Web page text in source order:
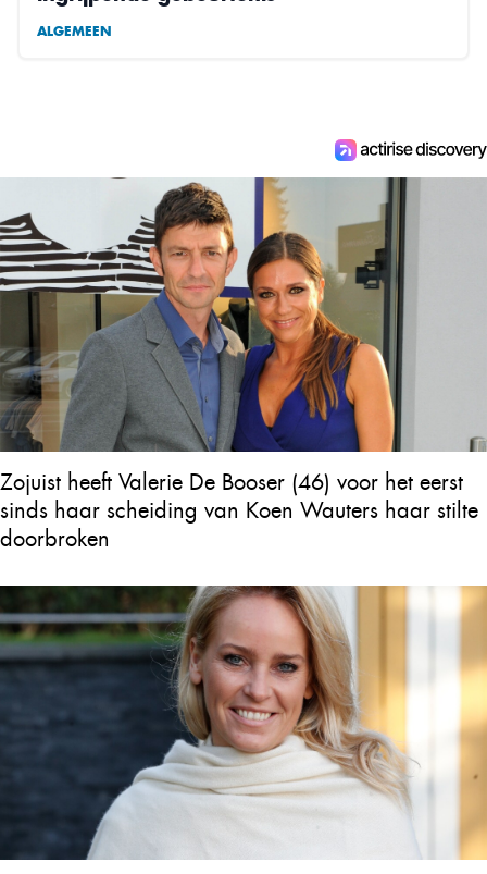
ALGEMEEN
Zojuist heeft Valerie De Booser (46) voor het eerst
sinds haar scheiding van Koen Wauters haar stilte
doorbroken